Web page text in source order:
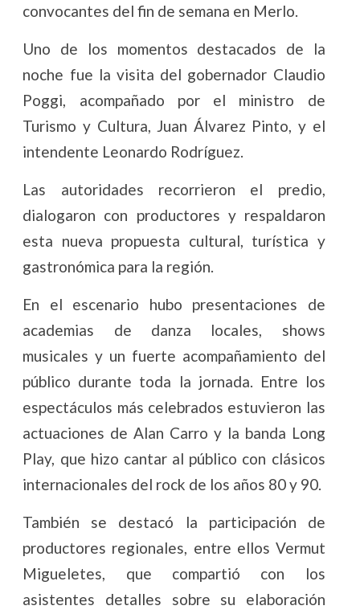
convocantes del fin de semana en Merlo.
Uno de los momentos destacados de la
noche fue la visita del gobernador Claudio
Poggi, acompañado por el ministro de
Turismo y Cultura, Juan Álvarez Pinto, y el
intendente Leonardo Rodríguez.
Las autoridades recorrieron el predio,
dialogaron con productores y respaldaron
esta nueva propuesta cultural, turística y
gastronómica para la región.
En el escenario hubo presentaciones de
academias de danza locales, shows
musicales y un fuerte acompañamiento del
público durante toda la jornada. Entre los
espectáculos más celebrados estuvieron las
actuaciones de Alan Carro y la banda Long
Play, que hizo cantar al público con clásicos
internacionales del rock de los años 80 y 90.
También se destacó la participación de
productores regionales, entre ellos Vermut
Migueletes, que compartió con los
asistentes detalles sobre su elaboración